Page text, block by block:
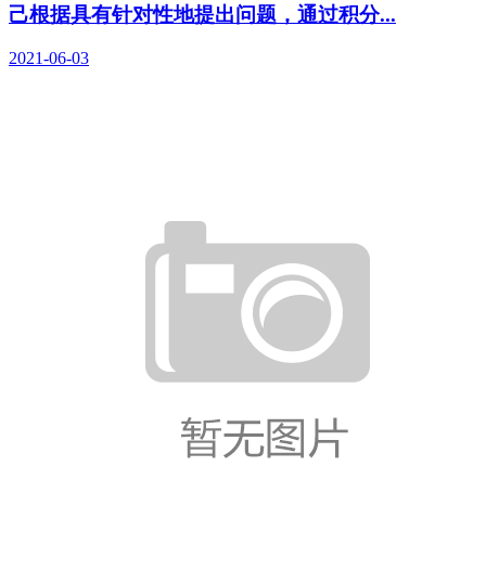
己根据具有针对性地提出问题，通过积分...
2021-06-03